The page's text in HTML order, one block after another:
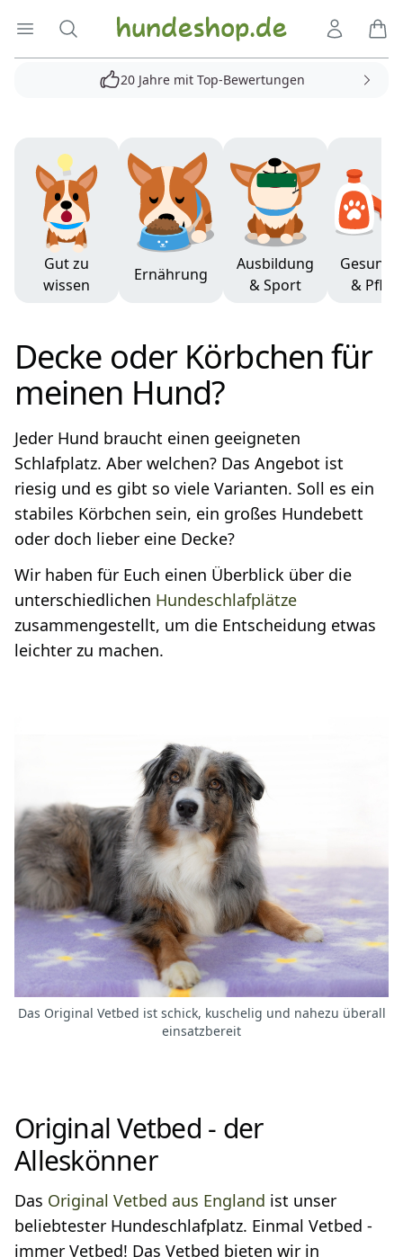
Menü öffnen
Suche Hundeshop.de
20 Jahre mit Top-Bewertungen
Gut zu
wissen
Ernährung
Ausbildung
& Sport
&
Decke oder Körbchen für
meinen Hund?
Jeder Hund braucht einen geeigneten
Schlafplatz. Aber welchen? Das Angebot ist
riesig und es gibt so viele Varianten. Soll es ein
stabiles Körbchen sein, ein großes Hundebett
oder doch lieber eine Decke?
Wir haben für Euch einen Überblick über die
unterschiedlichen Hundeschlafplätze
zusammengestellt, um die Entscheidung etwas
leichter zu machen.
Das Original Vetbed ist schick, kuschelig und nahezu überall
einsatzbereit
Original Vetbed - der
Alleskönner
Das Original Vetbed aus England ist unser
beliebtester Hundeschlafplatz. Einmal Vetbed -
immer Vetbed! Das Vetbed bieten wir in